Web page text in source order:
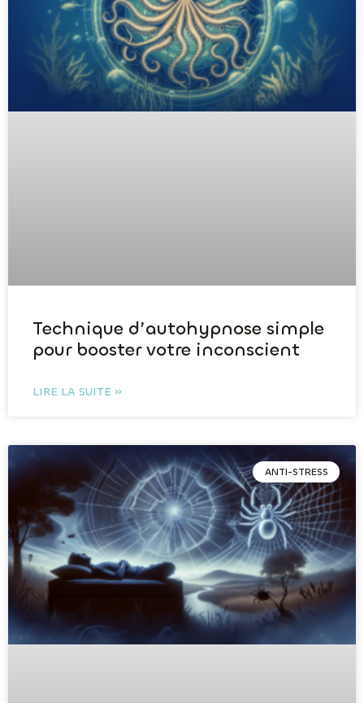
Technique d’autohypnose simple
pour booster votre inconscient
LIRE LA SUITE »
ANTI-STRESS